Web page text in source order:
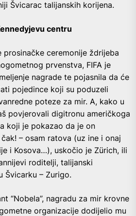
Švicarac talijanskih korijena.
centru
prosinačke ceremonije ždrijeba
prvenstva, FIFA je
nagrade te pojasnila da će
pojedince koji su poduzeli
poteze za mir. A, kako u
povjerovali digitronu američkoga
koji je pokazao da je on
– osam ratova (uz ine i onaj
i Kosova…), uskočio je Zürich, ili
roditelji, talijanski
Švicarku – Zurigo.
“Nobela”, nagradu za mir krovne
organizacije dodijelio mu